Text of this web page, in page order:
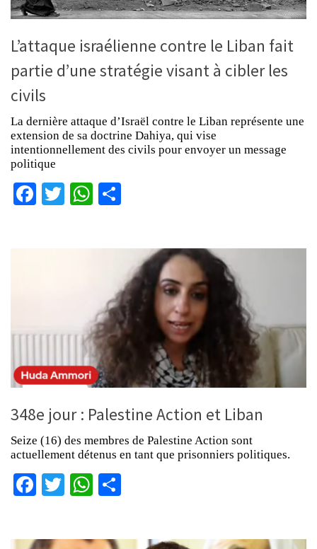
L’attaque israélienne contre le Liban fait
partie d’une stratégie visant à cibler les
civils
La dernière attaque d’Israël contre le Liban représente une
extension de sa doctrine Dahiya, qui vise
intentionnellement des civils pour envoyer un message
politique
Facebook
TwitterWhatsApp
348e jour : Palestine Action et Liban
Seize (16) des membres de Palestine Action sont
actuellement détenus en tant que prisonniers politiques.
Facebook
TwitterWhatsApp